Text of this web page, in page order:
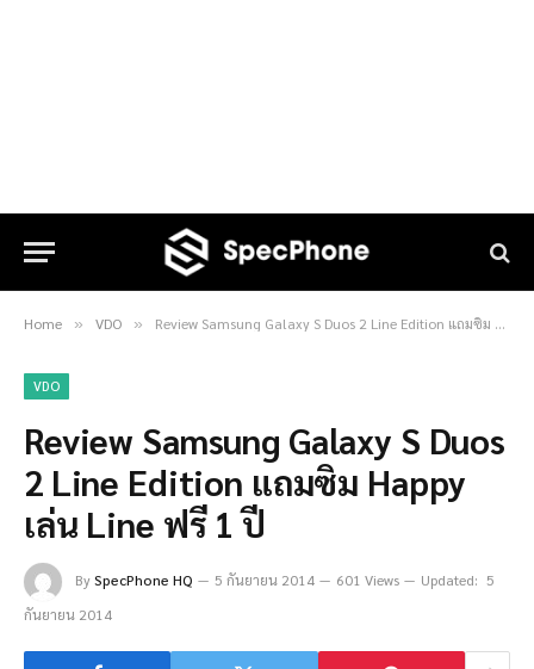
Home » VDO » Review Samsung Galaxy S Duos 2 Line Edition แถมซิม Happy เล่น Line ฟรี 1 ปี
VDO
Review Samsung Galaxy S Duos
2 Line Edition แถมซิม Happy
เล่น Line ฟรี 1 ปี
BySpecPhone HQ 5 กันยายน 2014 601 Views Updated: 5
กันยายน 2014